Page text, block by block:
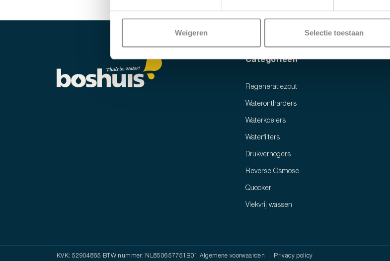
Weigeren Selectie toestaan
Categorieën
Regeneratiezout
Waterontharders
Waterkoelers
Waterfilters
Drukverhogers
Reverse Osmose
Quooker
Vlekvrij wassen
KVK: 52904865 BTW nummer: NL850657751B01 Algemene voorwaarden Privacy policy